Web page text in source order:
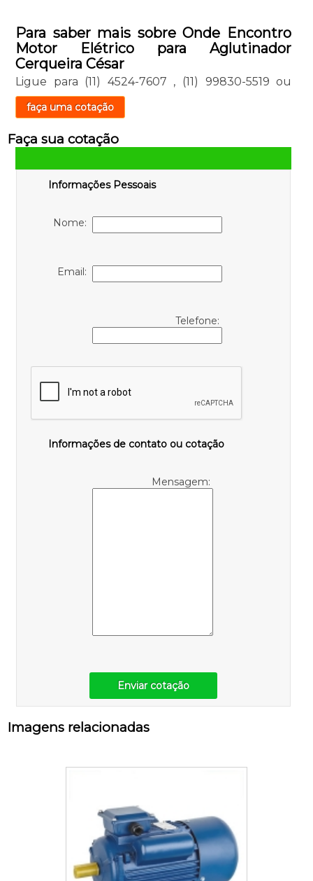
Para saber mais sobre Onde Encontro
Motor Elétrico para Aglutinador
Cerqueira César
Ligue para (11) 4524-7607 , (11) 99830-5519 ou
faça uma cotação
Faça sua cotação
Informações Pessoais
Nome:
Email:
Telefone:
Informações de contato ou cotação
Mensagem:
Enviar cotação
Imagens relacionadas